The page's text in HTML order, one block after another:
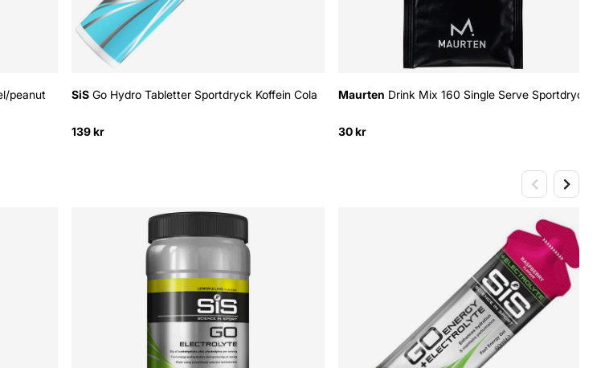
peanut SiS Go Hydro Tabletter Sportdryck Koffein Cola
139 kr
Maurten Drink Mix 160 Single Serve Sportdryck
30 kr